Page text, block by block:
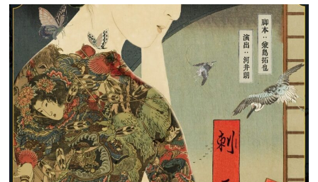
起
き
た
の
か
を
教
え
て
く
れ
る